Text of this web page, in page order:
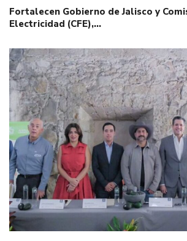
Fortalecen Gobierno de Jalisco y
Electricidad (CFE),…